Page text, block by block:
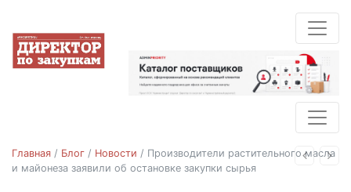
Назад
Главная / Блог / Новости / Производители растительного масла
и майонеза заявили об остановке закупки сырья